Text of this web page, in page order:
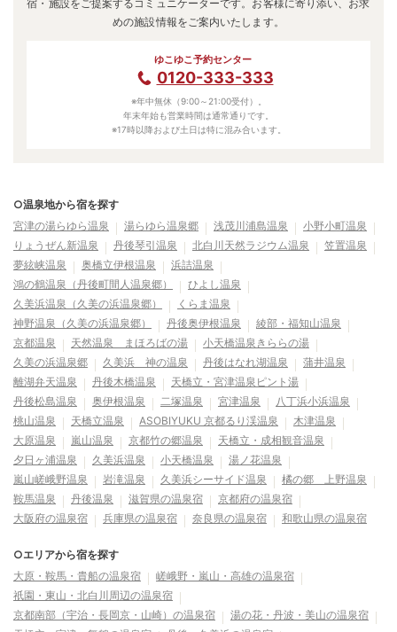
宿・施設をご提案するコミュニケーターです。お客様に寄り添い、お求
めの施設情報をご案内いたします。
ゆこゆこ予約センター
0120-333-333
※年中無休（9:00～21:00受付）。
年末年始も営業時間は通常通りです。
※17時以降および土日は特に混み合います。
○温泉地から宿を探す
宮津の湯らゆら温泉
湯らゆら温泉郷 浅茂川浦島温泉
小野小町温泉
りょうぜん新温泉
丹後琴引温泉 北白川天然ラジウム温泉
笠置温泉
夢絃峡温泉
奥橋立伊根温泉
浜詰温泉
鴻の鶴温泉（丹後町間人温泉郷）
ひよし温泉
久美浜温泉（久美の浜温泉郷）
くらま温泉
神野温泉（久美の浜温泉郷）
丹後奥伊根温泉
綾部・福知山温泉
京都温泉
天然温泉 まほろばの湯
小天橋温泉きららの湯
久美の浜温泉郷
久美浜 神の温泉 丹後はなれ湖温泉
蒲井温泉
離湖弁天温泉
丹後木橋温泉
天橋立・宮津温泉ピント湯
丹後松島温泉
奥伊根温泉 二塚温泉 宮津温泉
八丁浜小浜温泉
桃山温泉
天橋立温泉 ASOBIYUKU 京都るり渓温泉
木津温泉
大原温泉
嵐山温泉 京都竹の郷温泉
天橋立・成相観音温泉
夕日ヶ浦温泉
久美浜温泉 小天橋温泉
湯ノ花温泉
嵐山嵯峨野温泉
岩滝温泉 久美浜シーサイド温泉
橘の郷 上野温泉
鞍馬温泉
丹後温泉 滋賀県の温泉宿
京都府の温泉宿
大阪府の温泉宿
兵庫県の温泉宿 奈良県の温泉宿 和歌山県の温泉宿
○エリアから宿を探す
大原・鞍馬・貴船の温泉宿
嵯峨野・嵐山・高雄の温泉宿
祇園・東山・北白川周辺の温泉宿
京都南部（宇治・長岡京・山崎）の温泉宿
湯の花・丹波・美山の温泉宿